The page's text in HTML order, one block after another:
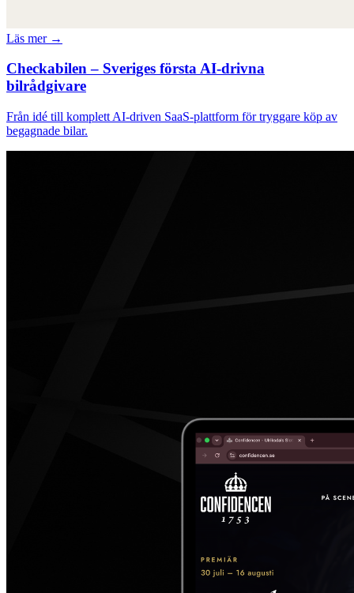
Läs mer →
Checkabilen – Sveriges första AI-drivna
bilrådgivare
Från idé till komplett AI-driven SaaS-plattform för tryggare köp av
begagnade bilar.